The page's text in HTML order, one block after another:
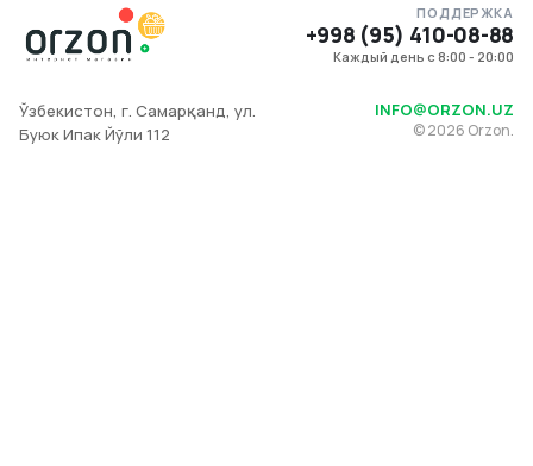
ПОДДЕРЖКА
+998 (95) 410-08-88
Каждый день с 8:00 - 20:00
Ўзбекистон, г. Самарқанд, ул.
Буюк Ипак Йўли 112
INFO@ORZON.UZ
©2026 Orzon.